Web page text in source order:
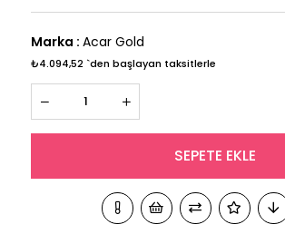
Marka : Acar Gold
₺4.094,52 `den başlayan taksitlerle